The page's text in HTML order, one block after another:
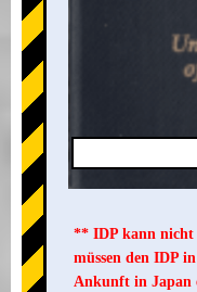
** IDP kann nicht
müssen den IDP
Ankunft in Japan